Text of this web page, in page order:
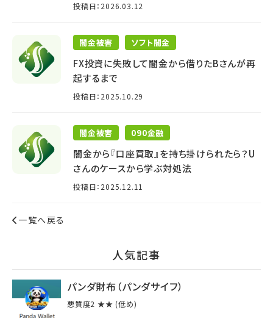
投稿日：2026.03.12
闇金被害 ソフト闇金
FX投資に失敗して闇金から借りたBさんが再
起するまで
投稿日：2025.10.29
闇金被害 090金融
闇金から『口座買取』を持ち掛けられたら？U
さんのケースから学ぶ対処法
投稿日：2025.12.11
一覧へ戻る
⼈気記事
パンダ財布（パンダサイフ）
悪質度2 ★★ (低め)